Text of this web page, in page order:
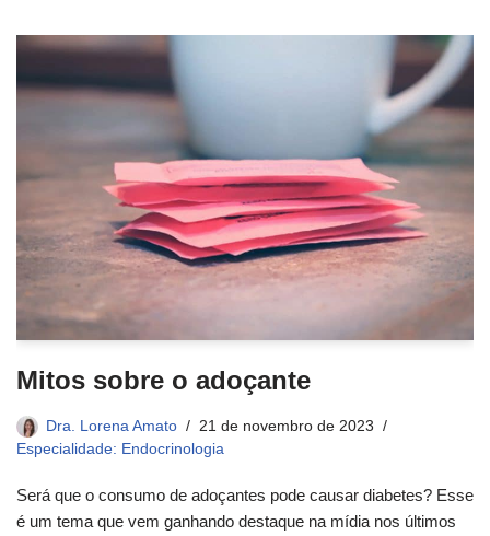
Mitos sobre o adoçante
Dra. Lorena Amato
21 de novembro de 2023
Especialidade: Endocrinologia
Será que o consumo de adoçantes pode causar diabetes? Esse
é um tema que vem ganhando destaque na mídia nos últimos